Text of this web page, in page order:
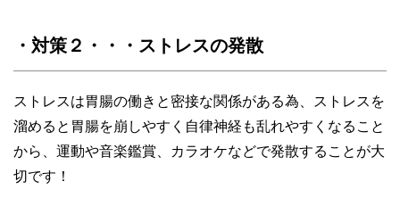
・対策２・・・ストレスの発散
ストレスは胃腸の働きと密接な関係がある為、ストレスを
溜めると胃腸を崩しやすく自律神経も乱れやすくなること
から、運動や音楽鑑賞、カラオケなどで発散することが大
切です！